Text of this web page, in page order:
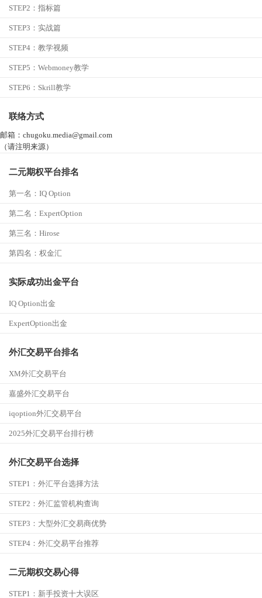
STEP2： 指标篇
STEP3： 实战篇
STEP4： 教学视频
STEP5： Webmoney教学
STEP6： Skrill教学
联络方式
邮箱：chugoku.media@gmail.com
（请注明来源）
二元期权平台排名
第一名： IQ Option
第二名：ExpertOption
第三名： Hirose
第四名： 权金汇
实际成功出金平台
IQ Option出金
ExpertOption出金
外汇交易平台排名
XM外汇交易平台
嘉盛外汇交易平台
iqoption外汇交易平台
2025外汇交易平台排行榜
外汇交易平台选择
STEP1： 外汇平台选择方法
STEP2： 外汇监管机构查询
STEP3： 大型外汇交易商优势
STEP4： 外汇交易平台推荐
二元期权交易心得
STEP1： 新手投资十大误区